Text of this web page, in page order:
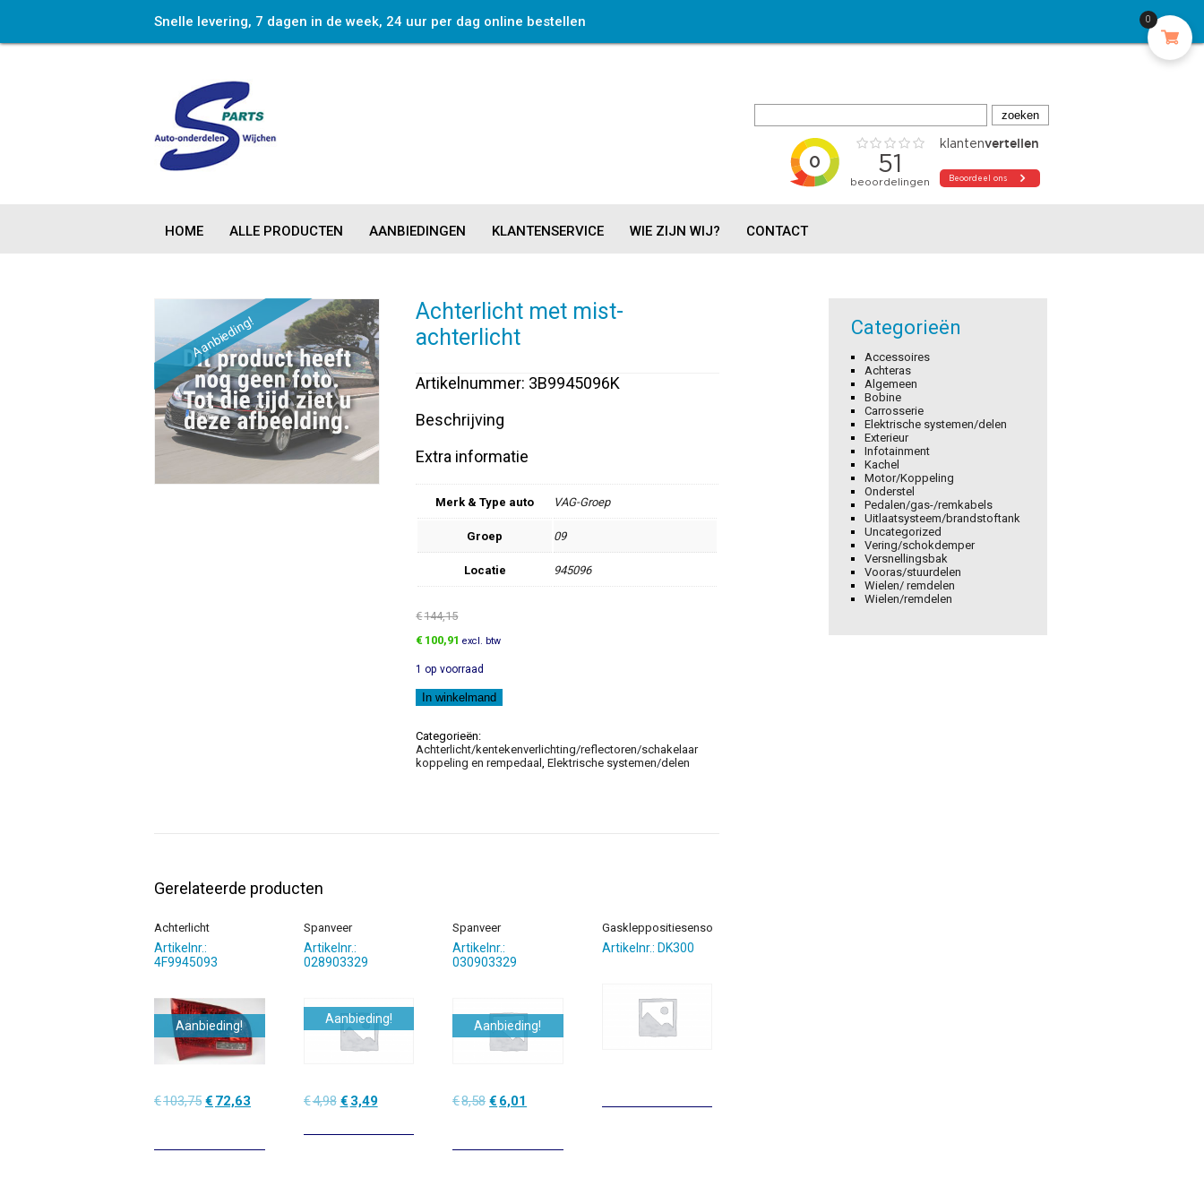
Snelle levering, 7 dagen in de week, 24 uur per dag online bestellen
HOME ALLE PRODUCTEN AANBIEDINGEN KLANTENSERVICE WIE ZIJN WIJ? CONTACT
Aanbieding!
Achterlicht met mist-
achterlicht
Artikelnummer: 3B9945096K
Beschrijving
Extra informatie
Merk & Type auto VAG-Groep
Groep 09
Locatie 945096
€144,15
Oorspronkelijke
was:
€144,15.
€ 100,91 Huidige
is:
€100,91.
excl. btw
1 op voorraad
Achterlicht
met
achterlicht
aantal
In winkelmand
Categorieën:
Achterlicht/kentekenverlichting/reflectoren/schakelaar
koppeling en rempedaal
,Elektrische systemen/delen
Gerelateerde producten
Achterlicht
Artikelnr.:
4F9945093
Aanbieding!
€103,75 Oorspronkelijke
€103,75.
€ 72,63
€72,63.
Spanveer
Artikelnr.:
028903329
Aanbieding!
€4,98 Oorspronkelijke
was:
€ 3,49Huidige
is:
Spanveer
Artikelnr.:
030903329
Aanbieding!
€8,58 Oorspronkelijke
€8,58.
€ 6,01
€6,01.
Gaskleppositiesensor
Artikelnr.: DK300
Categorieën
Accessoires
Achteras
Algemeen
Bobine
Carrosserie
Elektrische systemen/delen
Exterieur
Infotainment
Kachel
Motor/Koppeling
Onderstel
Pedalen/gas-/remkabels
Uitlaatsysteem/brandstoftank
Uncategorized
Vering/schokdemper
Versnellingsbak
Vooras/stuurdelen
Wielen/ remdelen
Wielen/remdelen
0